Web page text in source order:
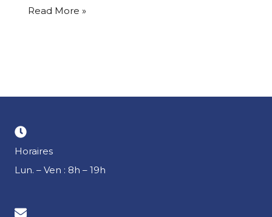
Read More »
Horaires
Lun. – Ven : 8h – 19h